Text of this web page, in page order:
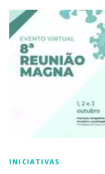
INICIATIVAS